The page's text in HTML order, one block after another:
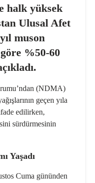
halk yüksek
Ulusal Afet
muson
göre %50-60
(NDMA)
geçen yıla
edilirken,
sürdürmesinin
Yaşadı
Cuma gününden